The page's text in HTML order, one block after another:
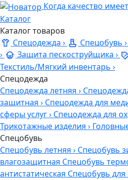
Когда качество
Каталог
Каталог товаров
Спецодежда › Спецобувь ›
›
Защита пескоструйщика ›
Текстиль/Мягкий инвентарь ›
Спецодежда
Спецодежда летняя ›
защитная › Спецодежда для
сферы услуг› Спецодежда для
Трикотажные изделия ›
Спецобувь
Спецобувь летняя › Спецобувь
влагозащитная Спецобувь
антистатическая Спецобувь для